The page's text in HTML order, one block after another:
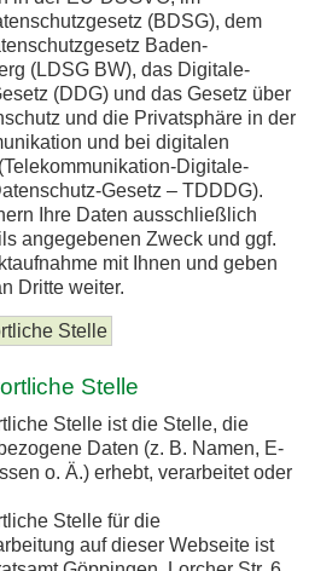
(BDSG), dem
Baden-
(LDSG BW), das Digitale-
(DDG) und das Gesetz über
und die Privatsphäre in der
und bei digitalen
Digitale-
Gesetz – TDDDG).
Ihre Daten ausschließlich
angegebenen Zweck und ggf.
mit Ihnen und geben
Dritte weiter.
Stelle
Stelle
Stelle ist die Stelle, die
Daten (z. B. Namen, E-
o. Ä.) erhebt, verarbeitet oder
Stelle für die
auf dieser Webseite ist